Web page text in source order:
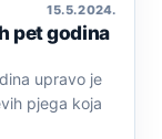
15. 5. 2024.
pet godina
upravo je
pjega koja